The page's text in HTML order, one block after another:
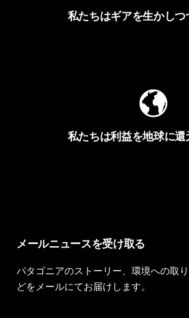
私たちはギアを生かしつ
私たちは利益を地球に還
メールニュースを受け取る
パタゴニアのストーリー、環境への取
どをメールにてお届けします。